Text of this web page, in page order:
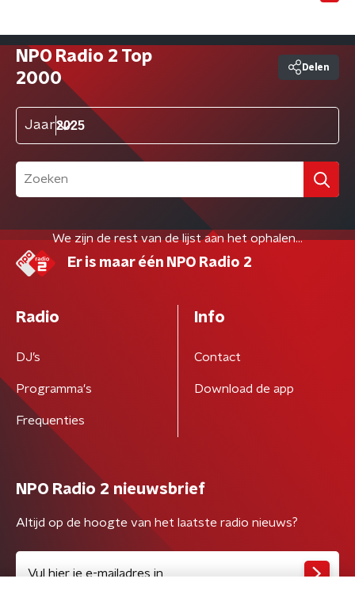
NPO Radio 2 Top
2000
Delen
Jaar
We zijnde rest vande lijst aan het ophalen...
Er is maar één NPO Radio 2
Radio
DJ’s
Programma's
Frequenties
Info
Contact
Download de app
NPO Radio 2 nieuwsbrief
Altijd op de hoogte van het laatste radio nieuws?